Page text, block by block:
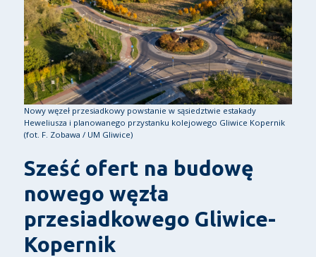
Nowy węzeł przesiadkowy powstanie w sąsiedztwie estakady
Heweliusza i planowanego przystanku kolejowego Gliwice Kopernik
(fot. F. Zobawa / UM Gliwice)
Sześć ofert na budowę
nowego węzła
przesiadkowego Gliwice-
Kopernik